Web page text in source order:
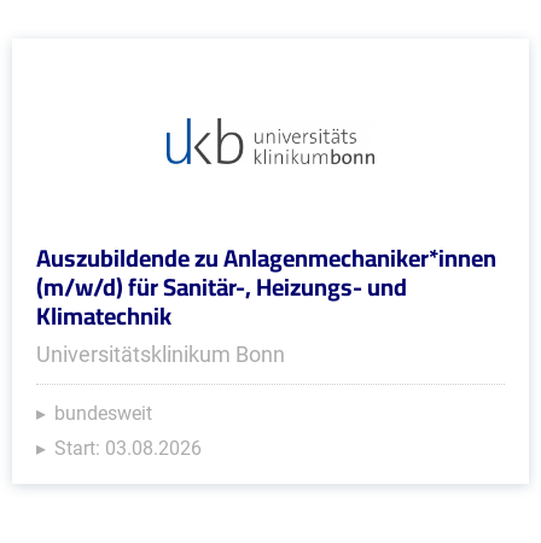
Auszubildende zu Anlagenmechaniker*innen
(m/w/d) für Sanitär-, Heizungs- und
Klimatechnik
Universitätsklinikum Bonn
bundesweit
Start: 03.08.2026